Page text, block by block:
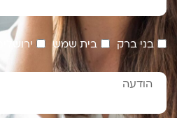
בני ברק בית שמש ירושלים